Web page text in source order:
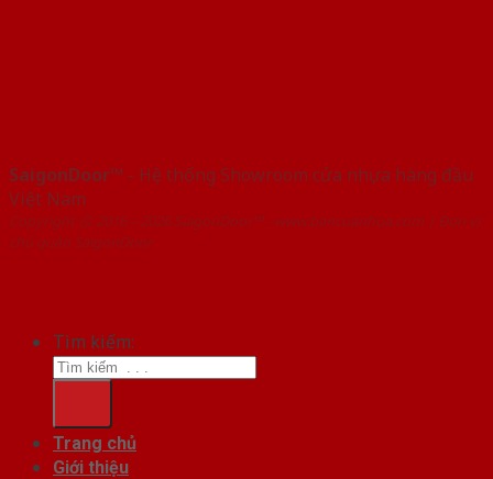
SaigonDoor™ - Hệ thống Showroom cửa nhựa hàng đầu
Việt Nam
Copyright ⓒ 2016 – 2026 SaigonDoor™ - www.bancuanhua.com | Đơn vị
chủ quản SaigonDoor
Tìm kiếm:
Trang chủ
Giới thiệu